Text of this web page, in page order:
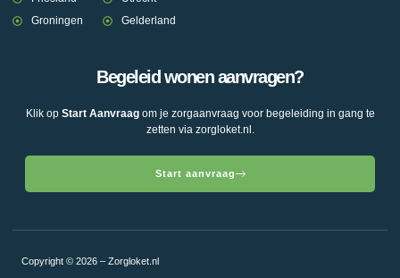
Groningen
Gelderland
Begeleid wonen aanvragen?
Klik op Start Aanvraagom je zorgaanvraag voor begeleiding in gang te
zetten via zorgloket.nl.
Start aanvraag
Copyright © 2026 – Zorgloket.nl